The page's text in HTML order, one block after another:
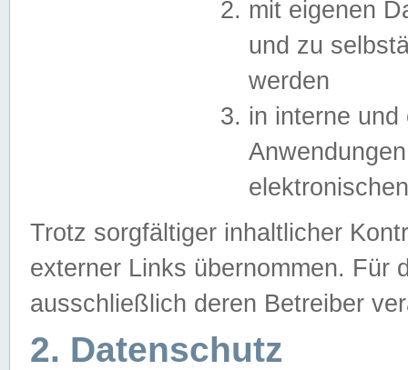
mit eigenen
und zu
werden
in interne
Trotz sorgfältiger inhaltlicher
externer Links übernommen. Für
ausschließlich deren Betreiber
2. Datenschutz